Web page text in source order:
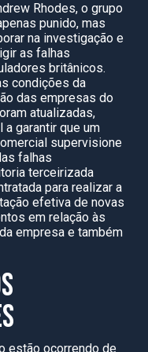
Rhodes, o grupo
punido, mas
na investigação e
as falhas
britânicos.
condições da
das empresas do
atualizadas,
garantir que um
supervisione
falhas
terceirizada
para realizar a
efetiva de novas
em relação às
empresa e também
estão ocorrendo de